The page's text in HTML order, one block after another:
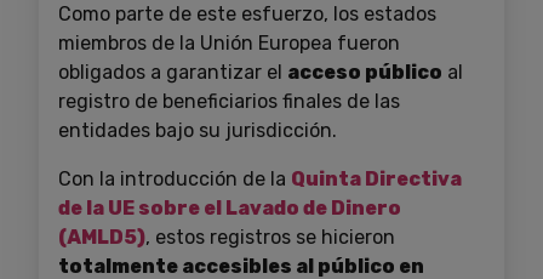
Como parte de este esfuerzo, los estados
miembros de la Unión Europea fueron
obligados a garantizar el acceso público al
registro de beneficiarios finales de las
entidades bajo su jurisdicción.
Con la introducción de la Quinta Directiva
de la UE sobre el Lavado de Dinero
(AMLD5), estos registros se hicieron
totalmente accesibles al público en